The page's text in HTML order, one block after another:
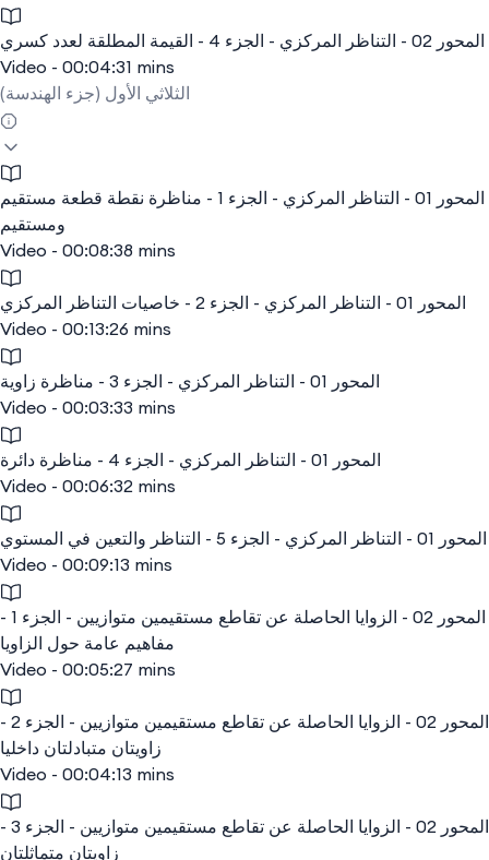
المحور 02 - التناظر المركزي - الجزء 4 - القيمة المطلقة لعدد كسري
Video - 00:04:31 mins
الثلاثي الأول (جزء الهندسة)
المحور 01 - التناظر المركزي - الجزء 1 - مناظرة نقطة قطعة مستقيم
ومستقيم
Video - 00:08:38 mins
المحور 01 - التناظر المركزي - الجزء 2 - خاصيات التناظر المركزي
Video - 00:13:26 mins
المحور 01 - التناظر المركزي - الجزء 3 - مناظرة زاوية
Video - 00:03:33 mins
المحور 01 - التناظر المركزي - الجزء 4 - مناظرة دائرة
Video - 00:06:32 mins
المحور 01 - التناظر المركزي - الجزء 5 - التناظر والتعين في المستوي
Video - 00:09:13 mins
المحور 02 - الزوايا الحاصلة عن تقاطع مستقيمين متوازيين - الجزء 1 -
مفاهيم عامة حول الزاويا
Video - 00:05:27 mins
المحور 02 - الزوايا الحاصلة عن تقاطع مستقيمين متوازيين - الجزء 2 -
زاويتان متبادلتان داخليا
Video - 00:04:13 mins
المحور 02 - الزوايا الحاصلة عن تقاطع مستقيمين متوازيين - الجزء 3 -
زاويتان متماثلتان